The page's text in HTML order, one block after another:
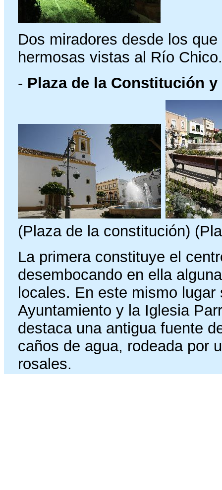
Dos miradores desde los
hermosas vistas al Río Chico.
- Plaza de la Constitución y
(Plaza de la constitución)
La primera constituye el
desembocando en ella
locales. En este mismo
Ayuntamiento y la Iglesia
destaca una antigua fuente
caños de agua, rodeada por
rosales.